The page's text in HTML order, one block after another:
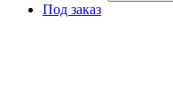
Под заказ